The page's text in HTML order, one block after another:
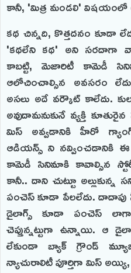
కానీ, 'మిత్ర మండలి' విషయంలో
కథ చిన్నది, కొత్తదనం కూడా
'కథలేని కథ' అని సరదాగా
కాబట్టి, మెజారిటీ కామెడీ
ఆలోచించాల్సిన అవసరం
అసలు అదే వర్కౌట్ కాలేదు.
అవుదామనుకునే వ్యక్తి
మిస్ అవ్వడానికి హీరో
ఆడియన్స్ ని నవ్వించడానికి ఈ
కామెడీ సినిమాకి కావాల్సిన
కానీ.. దాని చుట్టూ
పంచెస్ కూడా పేలలేదు.
డైలాగ్స్ కూడా పంచెస్
చెప్తున్నట్టుగా ఉన్నాయి.
లేకుండా బ్యాక్ గ్రౌండ్
న్యాచురాలిటీ పూర్తిగా మిస్